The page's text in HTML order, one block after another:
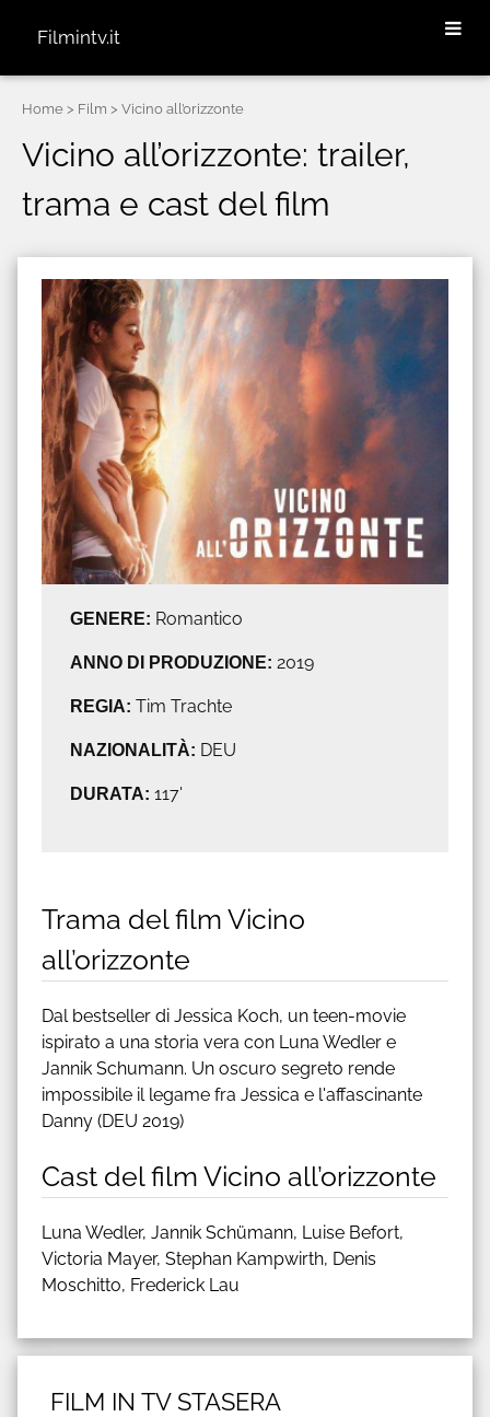
Filmintv.it
Home > Film > Vicino all’orizzonte
Vicino all’orizzonte: trailer,
trama e cast del film
GENERE: Romantico
ANNO DI PRODUZIONE: 2019
REGIA: Tim Trachte
NAZIONALITÀ: DEU
DURATA: 117'
Trama del film Vicino
all’orizzonte
Dal bestseller di Jessica Koch, un teen-movie
ispirato a una storia vera con Luna Wedler e
Jannik Schumann. Un oscuro segreto rende
impossibile il legame fra Jessica e l'affascinante
Danny (DEU 2019)
Cast del film Vicino all’orizzonte
Luna Wedler, Jannik Schümann, Luise Befort,
Victoria Mayer, Stephan Kampwirth, Denis
Moschitto, Frederick Lau
FILM IN TV STASERA